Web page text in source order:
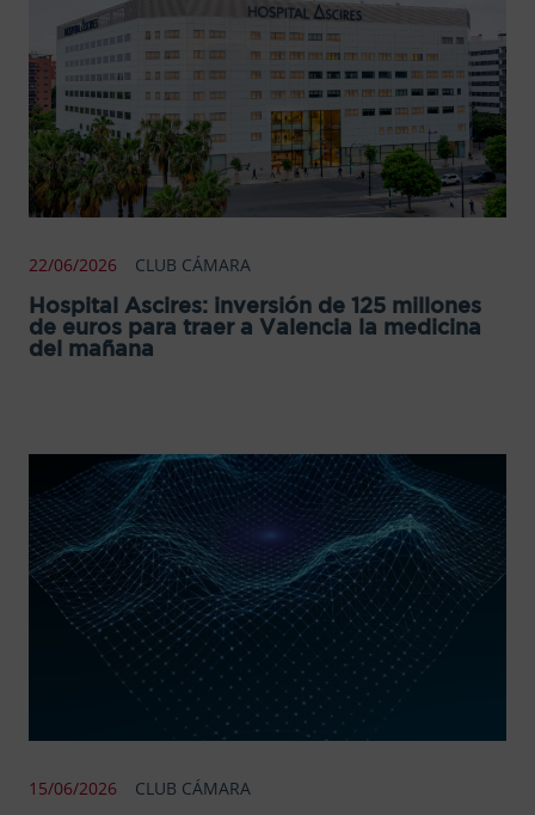
22/06/2026 CLUB CÁMARA
Hospital Ascires: inversión de 125 millones
de euros para traer a Valencia la medicina
del mañana
15/06/2026 CLUB CÁMARA